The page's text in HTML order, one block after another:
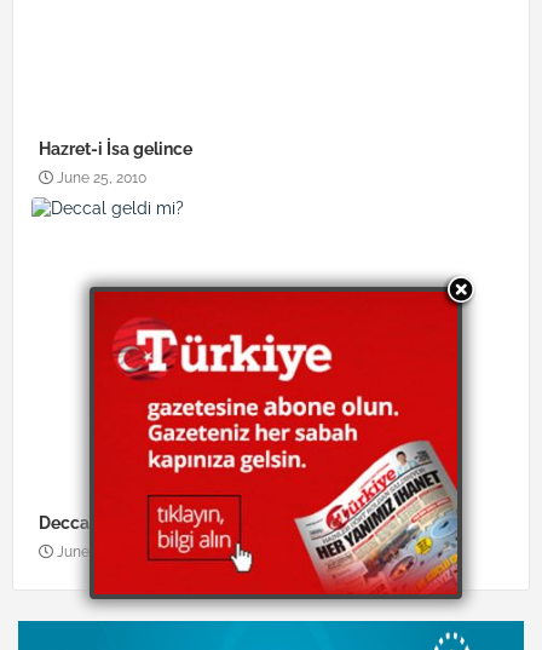
Hazret-i İsa gelince
June 25, 2010
Deccal geldi mi?
June 25, 2010